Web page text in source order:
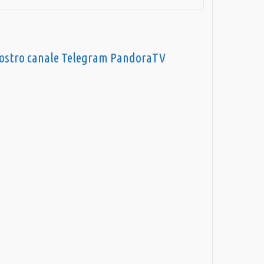
canale Telegram PandoraTV